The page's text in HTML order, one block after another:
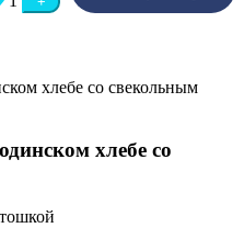
хлебе со